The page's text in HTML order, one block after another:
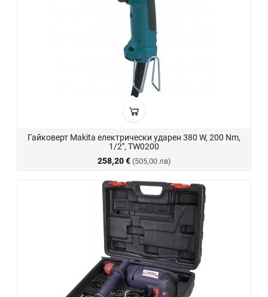
Гайковерт Makita електрически ударен 380 W, 200 Nm,
1/2", TW0200
258,20 € (505,00 лв)